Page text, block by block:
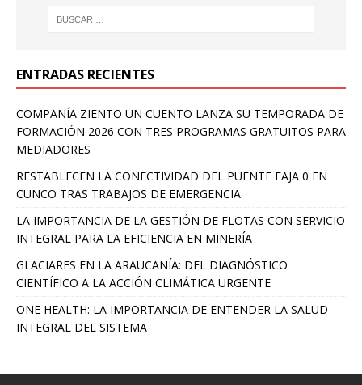
ENTRADAS RECIENTES
COMPAÑÍA ZIENTO UN CUENTO LANZA SU TEMPORADA DE
FORMACIÓN 2026 CON TRES PROGRAMAS GRATUITOS PARA
MEDIADORES
RESTABLECEN LA CONECTIVIDAD DEL PUENTE FAJA 0 EN
CUNCO TRAS TRABAJOS DE EMERGENCIA
LA IMPORTANCIA DE LA GESTIÓN DE FLOTAS CON SERVICIO
INTEGRAL PARA LA EFICIENCIA EN MINERÍA
GLACIARES EN LA ARAUCANÍA: DEL DIAGNÓSTICO
CIENTÍFICO A LA ACCIÓN CLIMÁTICA URGENTE
ONE HEALTH: LA IMPORTANCIA DE ENTENDER LA SALUD
INTEGRAL DEL SISTEMA